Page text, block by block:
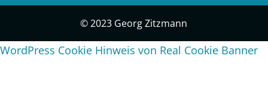
© 2023 Georg Zitzmann
WordPress Cookie Hinweis von Real Cookie Banner